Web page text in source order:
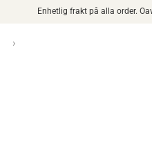
Enhetlig frakt på alla order.
›